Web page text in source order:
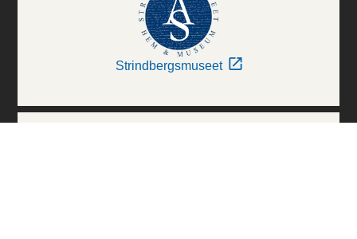
Strindbergsmuseet